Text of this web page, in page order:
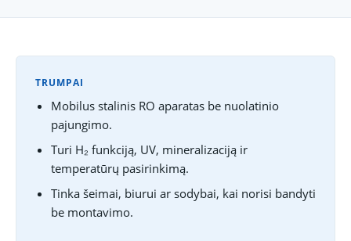
TRUMPAI
Mobilus stalinis RO aparatas be nuolatinio
pajungimo.
Turi H₂ funkciją, UV, mineralizaciją ir
temperatūrų pasirinkimą.
Tinka šeimai, biurui ar sodybai, kai norisi bandyti
be montavimo.